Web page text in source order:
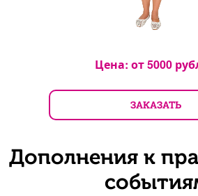
Цена: от5000
ЗАКАЗАТЬ
Дополнения к